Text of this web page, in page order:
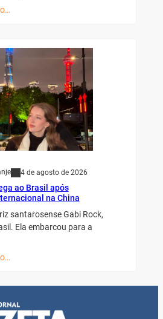
4 de agosto de 2026
ao Brasil após
na China
santarosense Gabi Rock,
Ela embarcou para a